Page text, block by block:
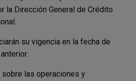
la Dirección General de Crédito
su vigencia en la fecha de
sobre las operaciones y